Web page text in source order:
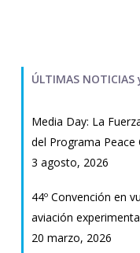
ÚLTIMAS NOTICIAS
Media Day: La
del Programa Peace
3 agosto, 2026
44º Convención en
aviación
20 marzo, 2026